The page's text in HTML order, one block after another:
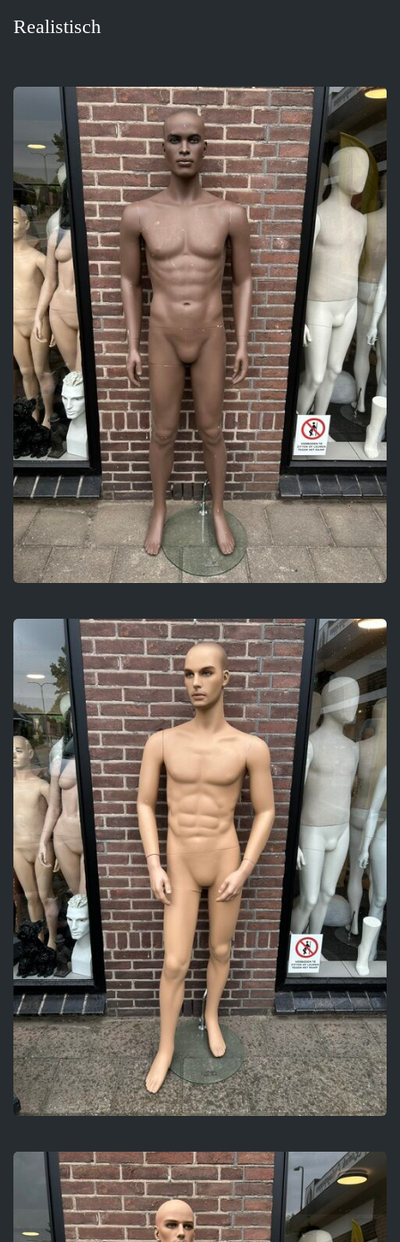
Realistisch